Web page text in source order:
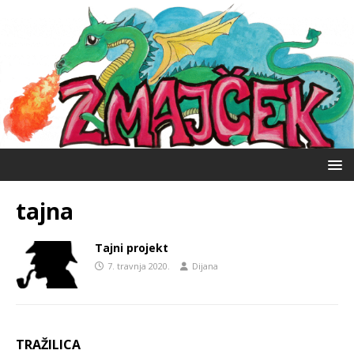
tajna
Tajni projekt
7. travnja 2020. Dijana
TRAŽILICA